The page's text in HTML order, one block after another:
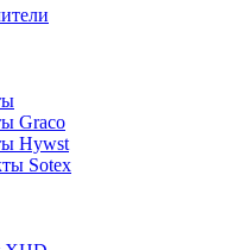
Graco
Hywst
Sotex